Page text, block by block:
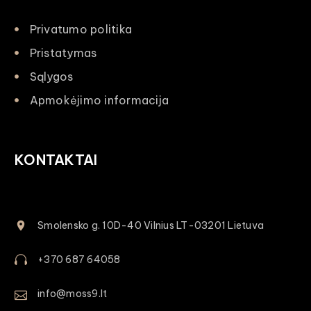
Privatumo politika
Pristatymas
Sąlygos
Apmokėjimo informacija
KONTAKTAI
Smolensko g. 10D-40 Vilnius LT-03201 Lietuva
+370 687 64058
info@moss9.lt